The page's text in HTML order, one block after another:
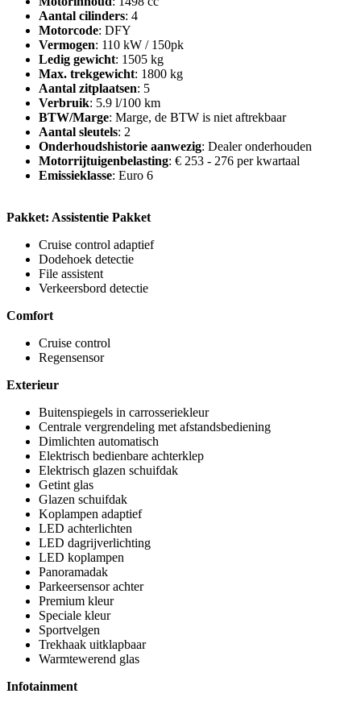
Aantal cilinders: 4
Motorcode: DFY
Vermogen: 110 kW / 150pk
Ledig gewicht: 1505 kg
Max. trekgewicht: 1800 kg
Aantal zitplaatsen: 5
Verbruik: 5.9 l/100 km
BTW/Marge: Marge, de BTW is niet aftrekbaar
Aantal sleutels: 2
Onderhoudshistorie aanwezig: Dealer onderhouden
Motorrijtuigenbelasting: € 253 - 276 per kwartaal
Emissieklasse: Euro 6
Pakket: Assistentie Pakket
Cruise control adaptief
Dodehoek detectie
File assistent
Verkeersbord detectie
Comfort
Cruise control
Regensensor
Exterieur
Buitenspiegels in carrosseriekleur
Centrale vergrendeling met afstandsbediening
Dimlichten automatisch
Elektrisch bedienbare achterklep
Elektrisch glazen schuifdak
Getint glas
Glazen schuifdak
Koplampen adaptief
LED achterlichten
LED dagrijverlichting
LED koplampen
Panoramadak
Parkeersensor achter
Premium kleur
Speciale kleur
Sportvelgen
Trekhaak uitklapbaar
Warmtewerend glas
Infotainment